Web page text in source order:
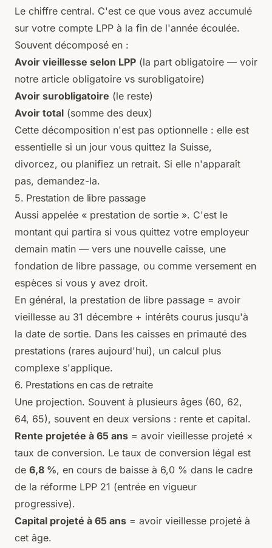
Le chiffre central. C'est ce que vous avez accumulé
sur votre compte LPP à la fin de l'année écoulée.
Souvent décomposé en :
Avoir vieillesse selon LPP (la part obligatoire — voir
notre article obligatoire vs surobligatoire)
Avoir surobligatoire (le reste)
Avoir total (somme des deux)
Cette décomposition n'est pas optionnelle : elle est
essentielle si un jour vous quittez la Suisse,
divorcez, ou planifiez un retrait. Si elle n'apparaît
pas, demandez-la.
5. Prestation de libre passage
Aussi appelée « prestation de sortie ». C'est le
montant qui partira si vous quittez votre employeur
demain matin — vers une nouvelle caisse, une
fondation de libre passage, ou comme versement en
espèces si vous y avez droit.
En général, la prestation de libre passage = avoir
vieillesse au 31 décembre + intérêts courus jusqu'à
la date de sortie. Dans les caisses en primauté des
prestations (rares aujourd'hui), un calcul plus
complexe s'applique.
6. Prestations en cas de retraite
Une projection. Souvent à plusieurs âges (60, 62,
64, 65), souvent en deux versions : rente et capital.
Rente projetée à 65 ans = avoir vieillesse projeté ×
taux de conversion. Le taux de conversion légal est
de 6,8 %, en cours de baisse à 6,0 % dans le cadre
de la réforme LPP 21 (entrée en vigueur
progressive).
Capital projeté à 65 ans = avoir vieillesse projeté à
cet âge.